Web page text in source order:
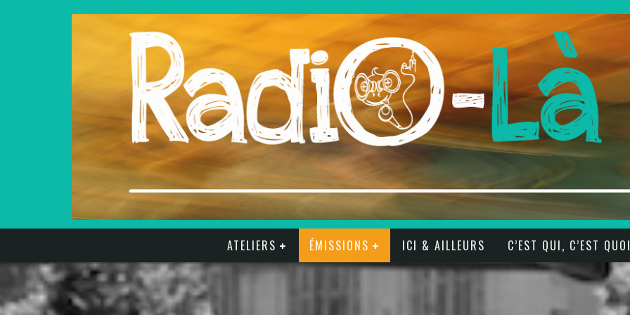
ATELIERS ÉMISSIONS ICI & AILLEURS C’EST QUI, C’EST